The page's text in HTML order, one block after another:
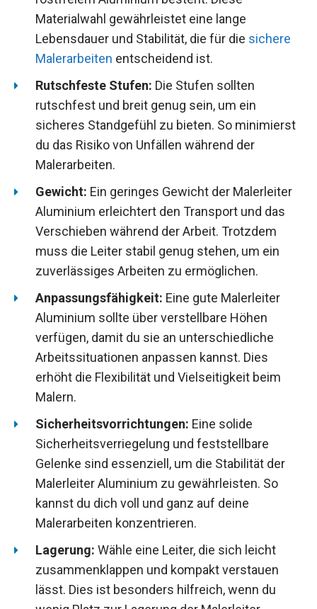
Materialwahl gewährleistet eine lange
Lebensdauer und Stabilität, die für die sichere
Malerarbeiten entscheidend ist.
Rutschfeste Stufen: Die Stufen sollten
rutschfest und breit genug sein, um ein
sicheres Standgefühl zu bieten. So minimierst
du das Risiko von Unfällen während der
Malerarbeiten.
Gewicht: Ein geringes Gewicht der Malerleiter
Aluminium erleichtert den Transport und das
Verschieben während der Arbeit. Trotzdem
muss die Leiter stabil genug stehen, um ein
zuverlässiges Arbeiten zu ermöglichen.
Anpassungsfähigkeit: Eine gute Malerleiter
Aluminium sollte über verstellbare Höhen
verfügen, damit du sie an unterschiedliche
Arbeitssituationen anpassen kannst. Dies
erhöht die Flexibilität und Vielseitigkeit beim
Malern.
Sicherheitsvorrichtungen: Eine solide
Sicherheitsverriegelung und feststellbare
Gelenke sind essenziell, um die Stabilität der
Malerleiter Aluminium zu gewährleisten. So
kannst du dich voll und ganz auf deine
Malerarbeiten konzentrieren.
Lagerung: Wähle eine Leiter, die sich leicht
zusammenklappen und kompakt verstauen
lässt. Dies ist besonders hilfreich, wenn du